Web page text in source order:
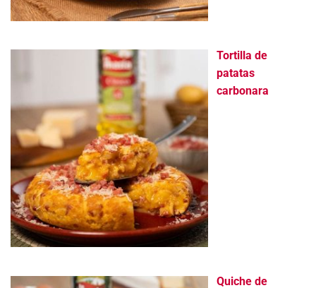
Tortilla de
patatas
carbonara
Quiche de